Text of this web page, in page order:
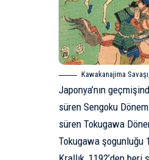
Kawakanajima
Japonya’nın
süren Sengoku
süren Tokugawa
Tokugawa şogunluğu